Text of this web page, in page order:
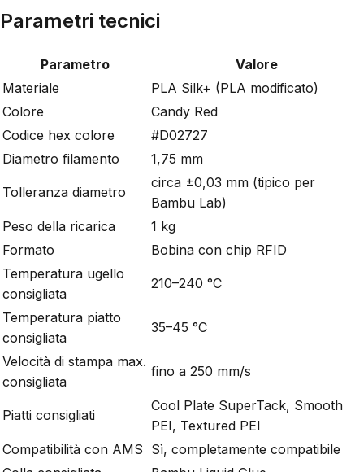
Parametri tecnici
Parametro
Valore
Materiale
PLA Silk+ (PLA modificato)
Colore
Candy Red
Codice hex colore
#D02727
Diametro filamento
1,75 mm
Tolleranza diametro
circa ±0,03 mm (tipico per
Bambu Lab)
Peso della ricarica
1 kg
Formato
Bobina con chip RFID
Temperatura ugello
consigliata
210–240 °C
Temperatura piatto
consigliata
35–45 °C
Velocità di stampa max.
consigliata
fino a 250 mm/s
Piatti consigliati
Cool Plate SuperTack, Smooth
PEI, Textured PEI
Compatibilità con AMS Sì, completamente compatibile